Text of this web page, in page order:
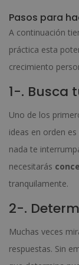
Pasos para
A continuación
práctica esta
crecimiento
1-. Busca
Uno de los
ideas en orden
nada te
necesitarás
tranquilamente.
2-.
Muchas veces
respuestas. Sin